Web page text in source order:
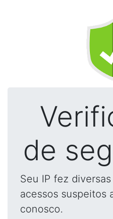
de
Seu IP fez
acessos suspeitos
conosco.